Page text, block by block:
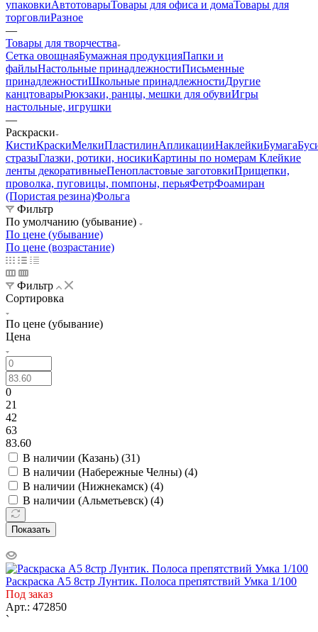
упаковкиАвтотоварыТовары для офиса и домаТовары для
торговлиРазное
—
Товары для творчества
Сетка овощнаяБумажная продукцияПапки и
файлыНастольные принадлежностиПисьменные
принадлежностиШкольные принадлежностиДругие
канцтоварыРюкзаки, ранцы, мешки для обувиИгры
настольные, игрушки
—
Раскраски
КистиКраскиМелкиПластилинАпликацииНаклейкиБумага
стразыГлазки, ротики, носикиКартины по номерам Клейкие
ленты декоративныеПенопластовые заготовкиПрищепки,
проволка, пуговицы, помпоны, перьяФетрФоамиран
(Пористая резина)Фольга
Фильтр
По умолчанию (убывание)
По цене (убывание)
По цене (возрастание)
Фильтр
Сортировка
По цене (убывание)
Цена
0
21
42
63
83.60
В наличии (Казань) (31)
В наличии (Набережные Челны) (4)
В наличии (Нижнекамск) (4)
В наличии (Альметьевск) (4)
Показать
Раскраска A5 8стр Лунтик. Полоса препятствий Умка 1/100
Под заказ
Арт.: 472850
`